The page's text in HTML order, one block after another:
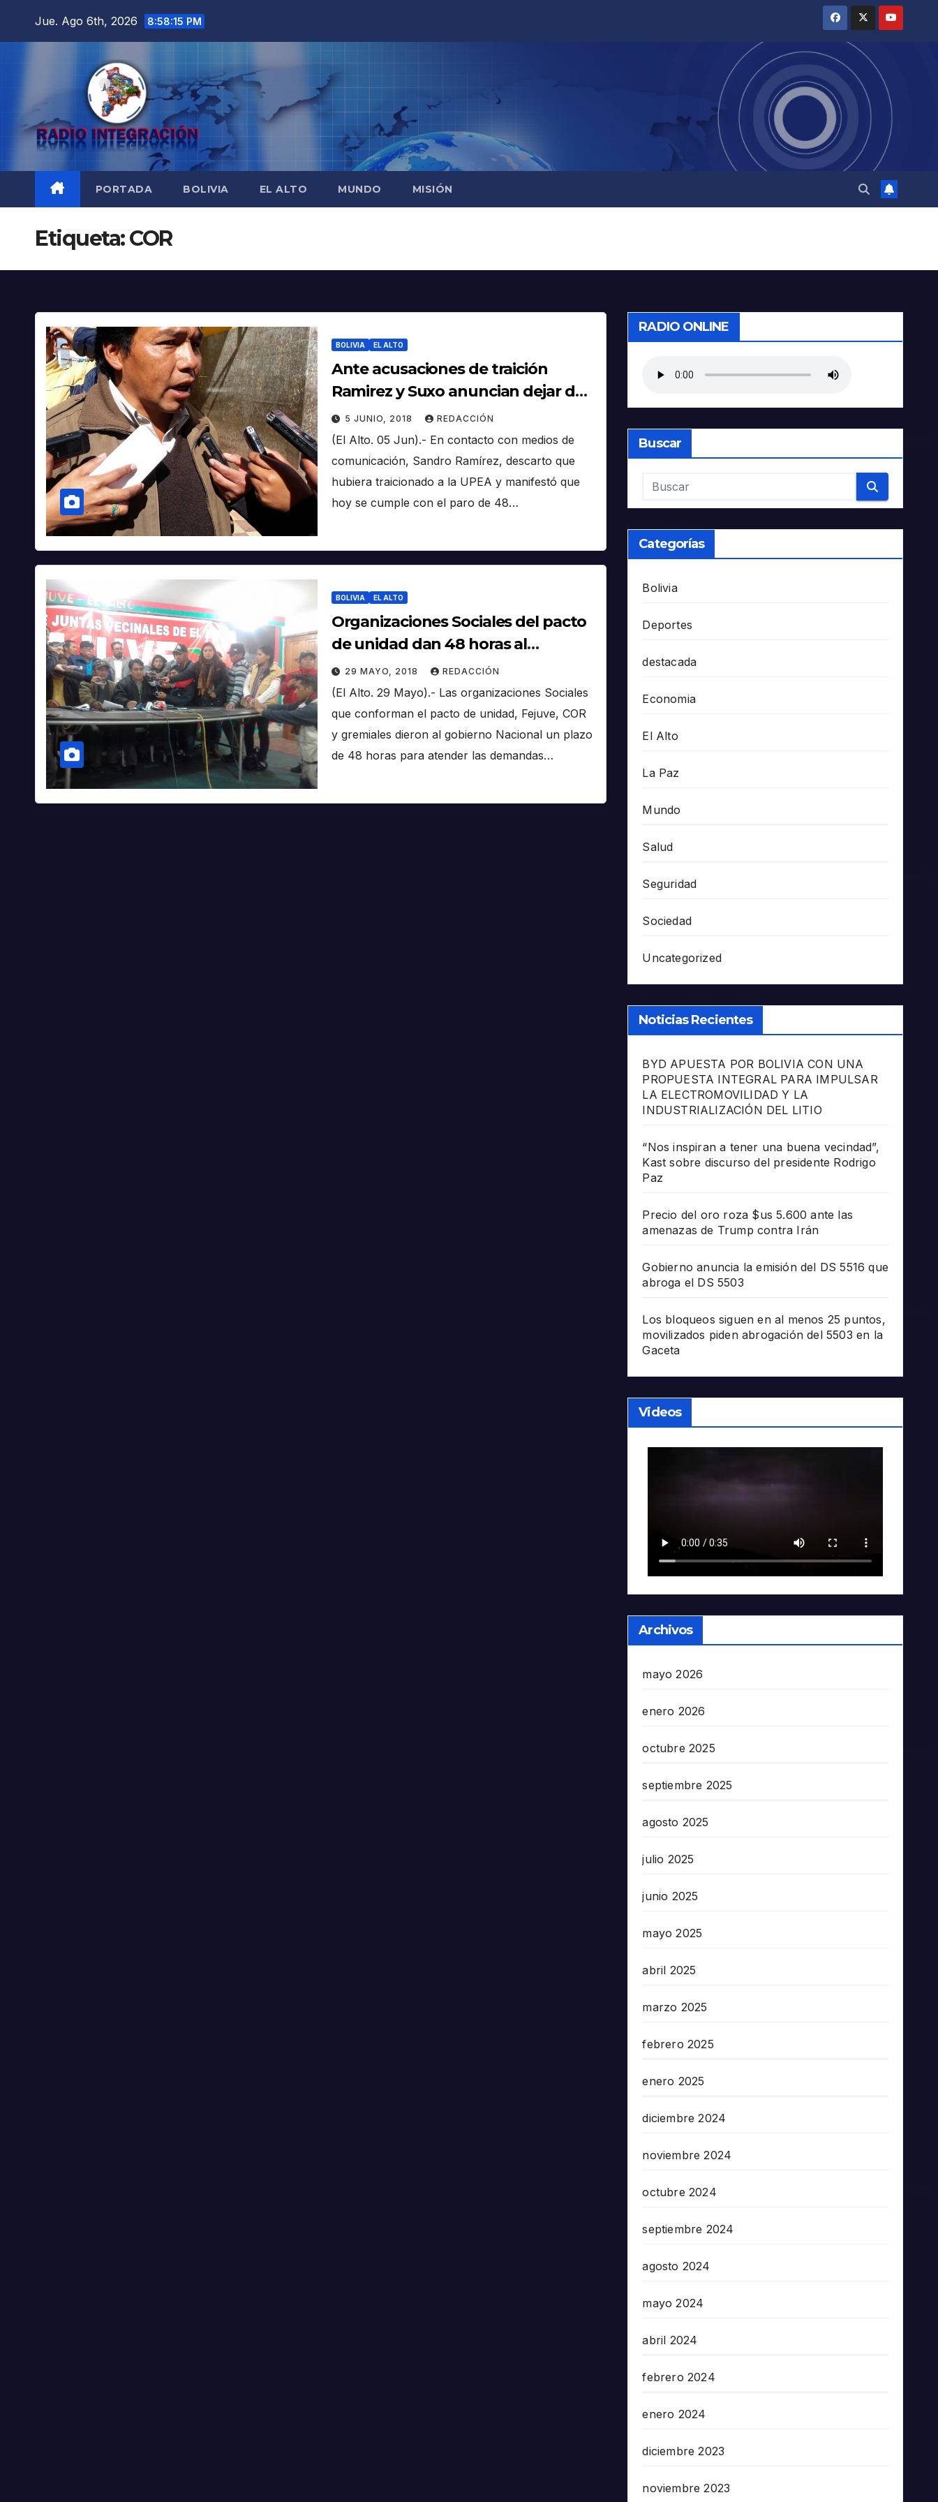
Jue. Ago 6th, 2026 8:58:16 PM
PORTADA BOLIVIA EL ALTO MUNDO MISIÓN
Etiqueta:COR
BOLIVIA EL ALTO
Ante acusaciones de traición
Ramirez y Suxo anuncian dejar de
participar del dialogo entre UPEA y
Gobierno
5 JUNIO, 2018 REDACCIÓN
(El Alto. 05 Jun).- En contacto con medios de
comunicación, Sandro Ramírez, descarto que
hubiera traicionado a la UPEA y manifestó que
hoy se cumple con el paro de 48…
BOLIVIA EL ALTO
Organizaciones Sociales del pacto
de unidad dan 48 horas al
Gobierno para solucionar tema
UPEA
29 MAYO, 2018 REDACCIÓN
(El Alto. 29 Mayo).- Las organizaciones Sociales
que conforman el pacto de unidad, Fejuve, COR
y gremiales dieron al gobierno Nacional un plazo
de 48 horas para atender las demandas…
RADIO ONLINE
Buscar
Categorías
Bolivia
Deportes
destacada
Economia
El Alto
La Paz
Mundo
Salud
Seguridad
Sociedad
Uncategorized
Noticias Recientes
BYD APUESTA POR BOLIVIA CON UNA
PROPUESTA INTEGRAL PARA IMPULSAR
LA ELECTROMOVILIDAD Y LA
INDUSTRIALIZACIÓN DEL LITIO
“Nos inspiran a tener una buena vecindad”,
Kast sobre discurso del presidente Rodrigo
Paz
Precio del oro roza $us 5.600 ante las
amenazas de Trump contra Irán
Gobierno anuncia la emisión del DS 5516 que
abroga el DS 5503
Los bloqueos siguen en al menos 25 puntos,
movilizados piden abrogación del 5503 en la
Gaceta
Videos
Archivos
mayo 2026
enero 2026
octubre 2025
septiembre 2025
agosto 2025
julio 2025
junio 2025
mayo 2025
abril 2025
marzo 2025
febrero 2025
enero 2025
diciembre 2024
noviembre 2024
octubre 2024
septiembre 2024
agosto 2024
mayo 2024
abril 2024
febrero 2024
enero 2024
diciembre 2023
noviembre 2023